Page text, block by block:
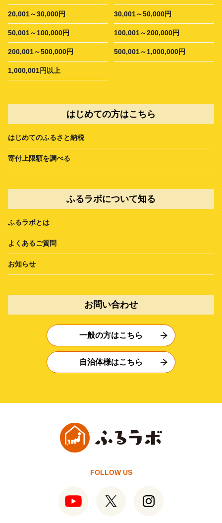
20,001～30,000円 30,001～50,000円
50,001～100,000円 100,001～200,000円
200,001～500,000円 500,001～1,000,000円
1,000,001円以上
はじめての方はこちら
はじめてのふるさと納税
寄付上限額を調べる
ふるラボについて知る
ふるラボとは
よくあるご質問
お知らせ
お問い合わせ
一般の方はこちら
自治体様はこちら
FOLLOW US